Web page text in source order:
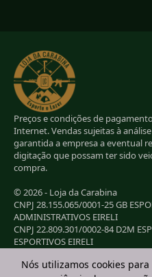
Preços e condições de
Internet. Vendas sujeitas à
garantida a empresa a eventual
digitação que possam ter sido
compra.
© 2026 - Loja da Carabina
CNPJ 28.155.065/0001-25 GB
ADMINISTRATIVOS EIRELI
CNPJ 22.809.301/0002-84 D2M
ESPORTIVOS EIRELI
CNPJ 38.283.264/0001-72 LC
CNPJ 42.084.009/0001-78 2G E B
Nós utilizamos cookies